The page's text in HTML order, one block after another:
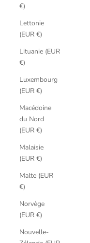
€)
Lettonie
(EUR €)
Lituanie (EUR
€)
Luxembourg
(EUR €)
Macédoine
du Nord
(EUR €)
Malaisie
(EUR €)
Malte (EUR
€)
Norvège
(EUR €)
Nouvelle-